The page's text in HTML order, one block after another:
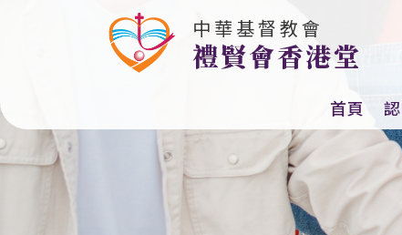
中華基督教會
禮賢會香港堂
教會主題（2025-26）：連於
首頁